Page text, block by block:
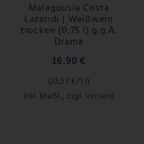
Malagousia Costa
Lazaridi | Weißwein
trocken (0,75 l) g.g.A.
Drama
16,90 €
(22,53 €/1 l)
inkl. MwSt., zzgl. Versand